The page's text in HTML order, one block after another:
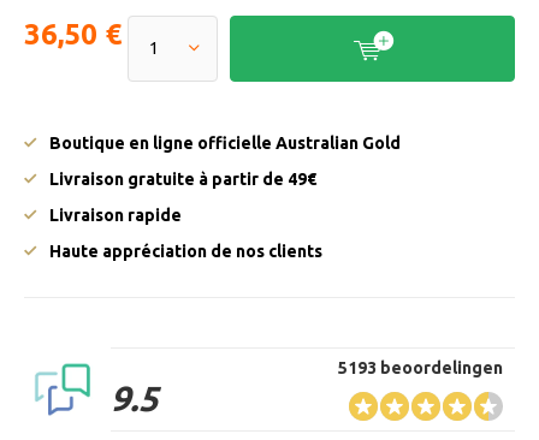
36,50 €
Boutique en ligne officielle Australian Gold
Livraison gratuite à partir de 49€
Livraison rapide
Haute appréciation de nos clients
9.5
5193 beoordelingen